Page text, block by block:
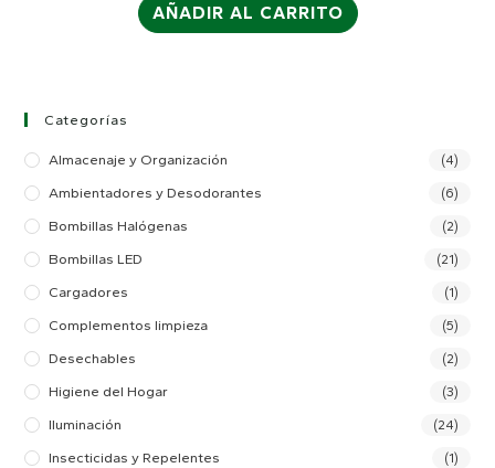
AÑADIR AL CARRITO
Categorías
Almacenaje y Organización (4)
Ambientadores y Desodorantes (6)
Bombillas Halógenas (2)
Bombillas LED (21)
Cargadores (1)
Complementos limpieza (5)
Desechables (2)
Higiene del Hogar (3)
Iluminación (24)
Insecticidas y Repelentes (1)